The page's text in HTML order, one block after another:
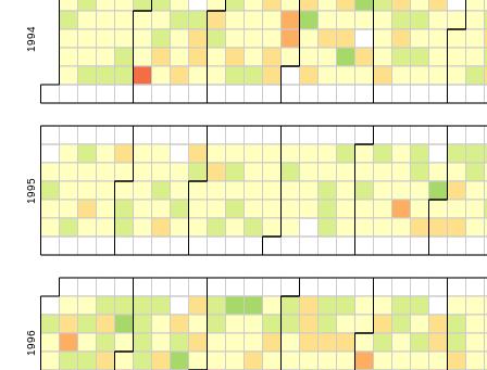
1994
1995
1996